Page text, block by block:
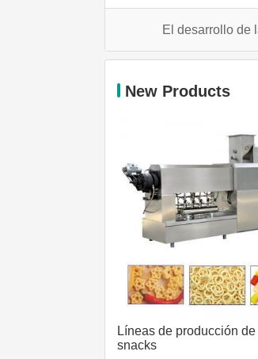
El desarrollo de
New Products
Líneas de producción
snacks